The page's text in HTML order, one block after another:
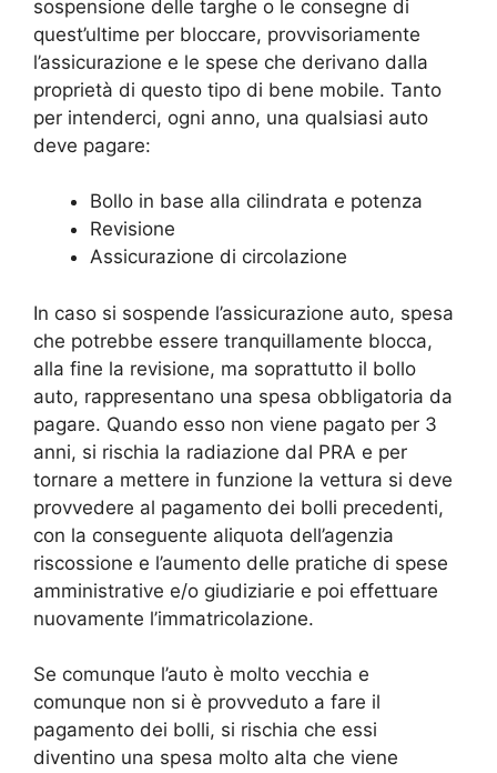
sospensione delle targhe o le consegne di
quest’ultime per bloccare, provvisoriamente
l’assicurazione e le spese che derivano dalla
proprietà di questo tipo di bene mobile. Tanto
per intenderci, ogni anno, una qualsiasi auto
deve pagare:
Bollo in base alla cilindrata e potenza
Revisione
Assicurazione di circolazione
In caso si sospende l’assicurazione auto, spesa
che potrebbe essere tranquillamente blocca,
alla fine la revisione, ma soprattutto il bollo
auto, rappresentano una spesa obbligatoria da
pagare. Quando esso non viene pagato per 3
anni, si rischia la radiazione dal PRA e per
tornare a mettere in funzione la vettura si deve
provvedere al pagamento dei bolli precedenti,
con la conseguente aliquota dell’agenzia
riscossione e l’aumento delle pratiche di spese
amministrative e/o giudiziarie e poi effettuare
nuovamente l’immatricolazione.
Se comunque l’auto è molto vecchia e
comunque non si è provveduto a fare il
pagamento dei bolli, si rischia che essi
diventino una spesa molto alta che viene